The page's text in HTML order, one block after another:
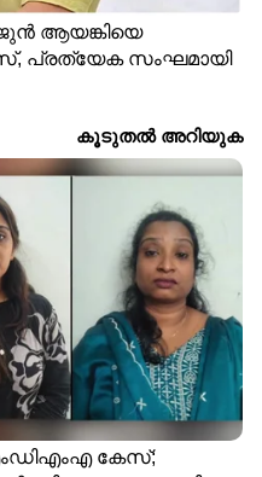
ആരാധകര്‍